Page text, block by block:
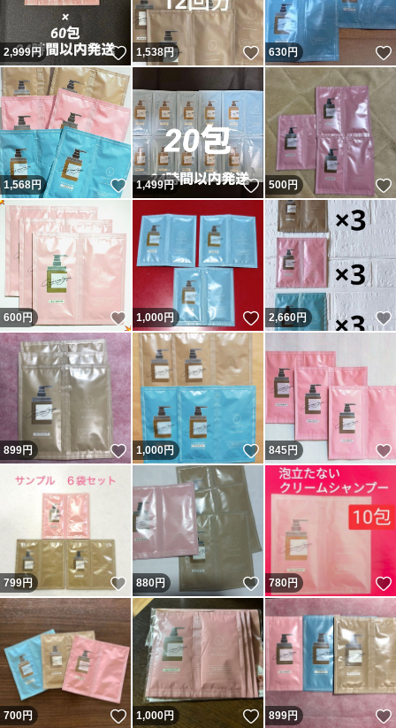
2,999円 いいね！
1,538円 いいね！
630円
1,568円 いいね！
1,499円 いいね！
500円
600 円 いいね！
1,000円 いいね！
2,660円
899円 いいね！
1,000円 いいね！
845円
799円 いいね！
880円 いいね！
780円
700円 いいね！
1,000円 いいね！
899円